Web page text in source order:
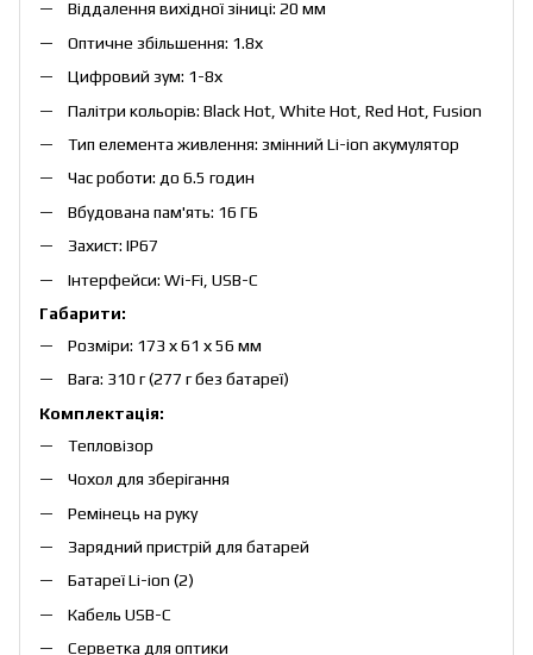
Віддалення вихідної зіниці: 20 мм
Оптичне збільшення: 1.8х
Цифровий зум: 1-8х
Палітри кольорів: Black Hot, White Hot, Red Hot, Fusion
Тип елемента живлення: змінний Lі-іon акумулятор
Час роботи: до 6.5 годин
Вбудована пам'ять: 16 ГБ
Захист: IP67
Інтерфейси: Wi-Fi, USB-C
Габарити:
Розміри: 173 х 61 х 56 мм
Вага: 310 г (277 г без батареї)
Комплектація:
Тепловізор
Чохол для зберігання
Ремінець на руку
Зарядний пристрій для батарей
Батареї Li-ion (2)
Кабель USB-C
Серветка для оптики